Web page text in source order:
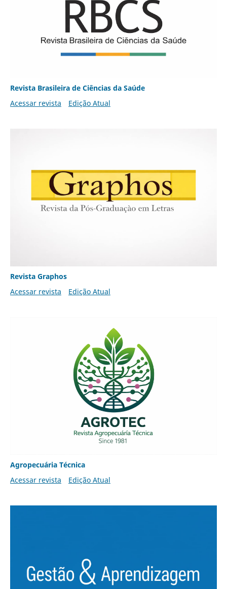
Revista Brasileira de Ciências da Saúde
Acessar revista
Edição Atual
Revista Graphos
Acessar revista
Edição Atual
Agropecuária Técnica
Acessar revista
Edição Atual